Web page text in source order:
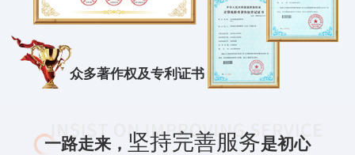
众多著作权及专利证书
一路走来， 坚持完善服务是初心